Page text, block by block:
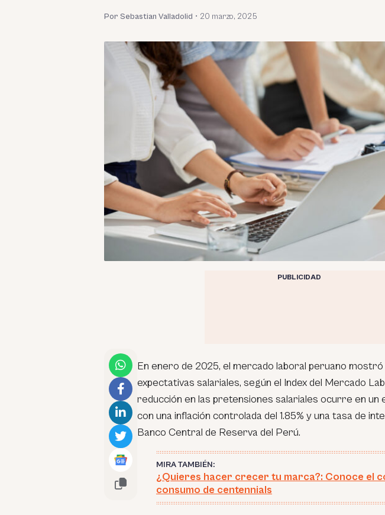
Por Sebastian Valladolid • 20 marzo, 2025
PUBLICIDAD
En enero de 2025, el mercado laboral peruano mostró
expectativas salariales, según el Index del Mercado
reducción en las pretensiones salariales ocurre en un
con una inflación controlada del 1.85% y una tasa de
Banco Central de Reserva del Perú.
MIRA TAMBIÉN:
¿Quieres hacer crecer tu marca?: Conoce el
consumo de centennials